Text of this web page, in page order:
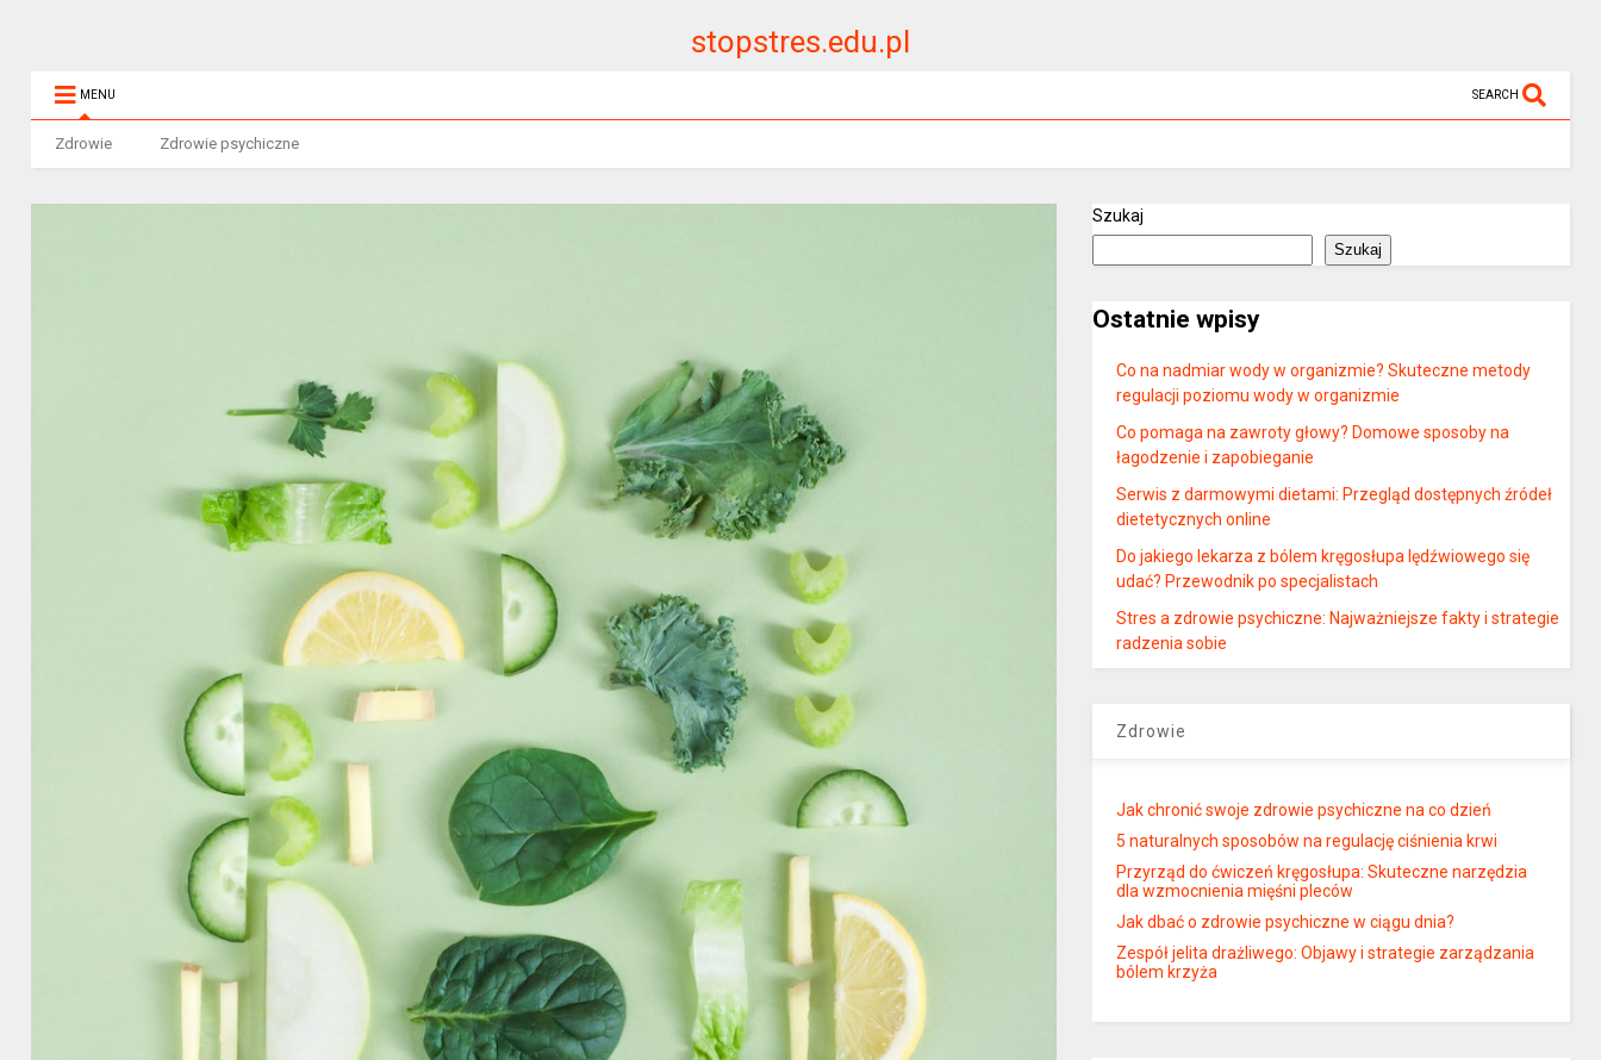
stopstres.edu.pl
MENU SEARCH
Zdrowie Zdrowie psychiczne
Szukaj
Szukaj
Ostatnie wpisy
Co na nadmiar wody w organizmie? Skuteczne metody
regulacji poziomu wody w organizmie
Co pomaga na zawroty głowy? Domowe sposoby na
łagodzenie i zapobieganie
Serwis z darmowymi dietami: Przegląd dostępnych źródeł
dietetycznych online
Do jakiego lekarza z bólem kręgosłupa lędźwiowego się
udać? Przewodnik po specjalistach
Stres a zdrowie psychiczne: Najważniejsze fakty i strategie
radzenia sobie
Zdrowie
Jak chronić swoje zdrowie psychiczne na co dzień
5 naturalnych sposobów na regulację ciśnienia krwi
Przyrząd do ćwiczeń kręgosłupa: Skuteczne narzędzia
dla wzmocnienia mięśni pleców
Jak dbać o zdrowie psychiczne w ciągu dnia?
Zespół jelita drażliwego: Objawy i strategie zarządzania
bólem krzyża